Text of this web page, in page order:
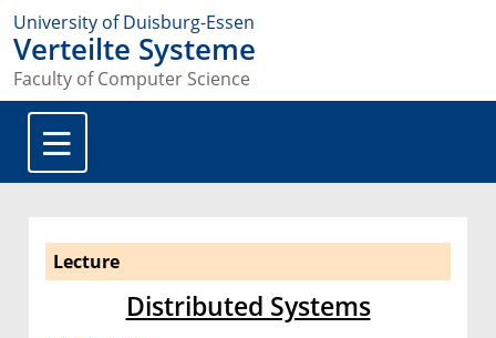
University of Duisburg-Essen
Verteilte Systeme
Faculty of Computer Science
Lecture
Distributed Systems